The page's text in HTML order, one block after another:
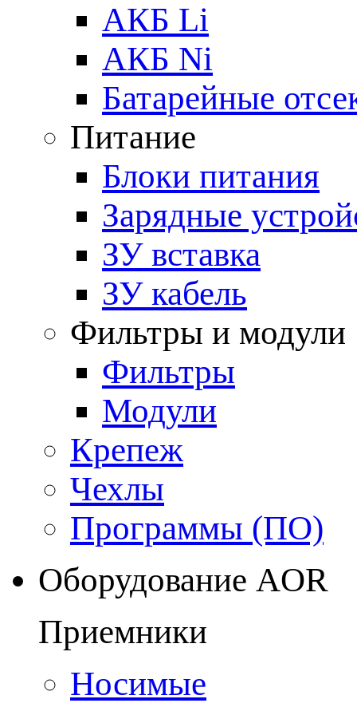
АКБ Li
АКБ Ni
Батарейные
Питание
Блоки питания
Зарядные
ЗУ вставка
ЗУ кабель
Фильтры и модули
Фильтры
Модули
Крепеж
Чехлы
Программы (ПО)
Оборудование AOR
Приемники
Носимые